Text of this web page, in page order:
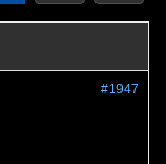
#1947